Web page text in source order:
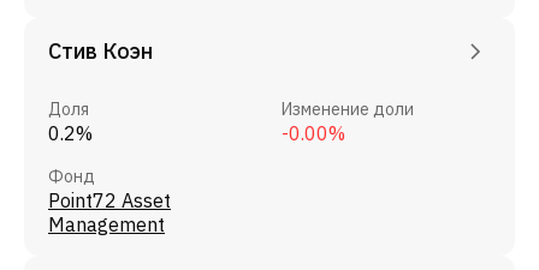
Стив Коэн
Доля
0.2%
Изменение доли
-0.00%
Фонд
Point72 Asset
Management